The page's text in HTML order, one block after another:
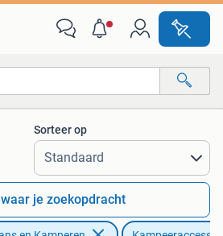
afstanden…
Sorteer op
je zoekopdracht